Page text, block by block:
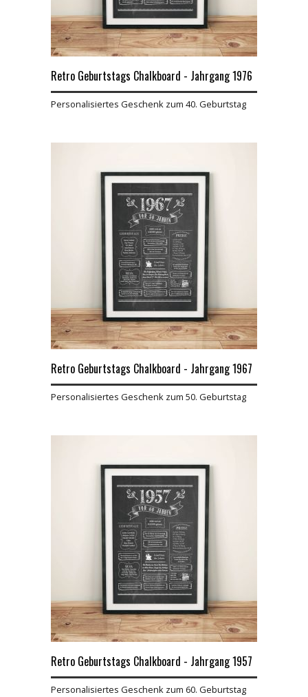
Retro Geburtstags Chalkboard - Jahrgang 1976
Personalisiertes Geschenk zum 40. Geburtstag
Retro Geburtstags Chalkboard - Jahrgang 1967
Personalisiertes Geschenk zum 50. Geburtstag
Retro Geburtstags Chalkboard - Jahrgang 1957
Personalisiertes Geschenk zum 60. Geburtstag